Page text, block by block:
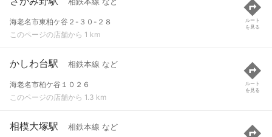
海老名市東柏ケ谷２-３０-２８
このページの店舗から 1 km
ルート
を見る
かしわ台駅 相鉄本線 など
海老名市柏ケ谷１０２６
このページの店舗から 1.3 km
ルート
を見る
相模大塚駅 相鉄本線 など